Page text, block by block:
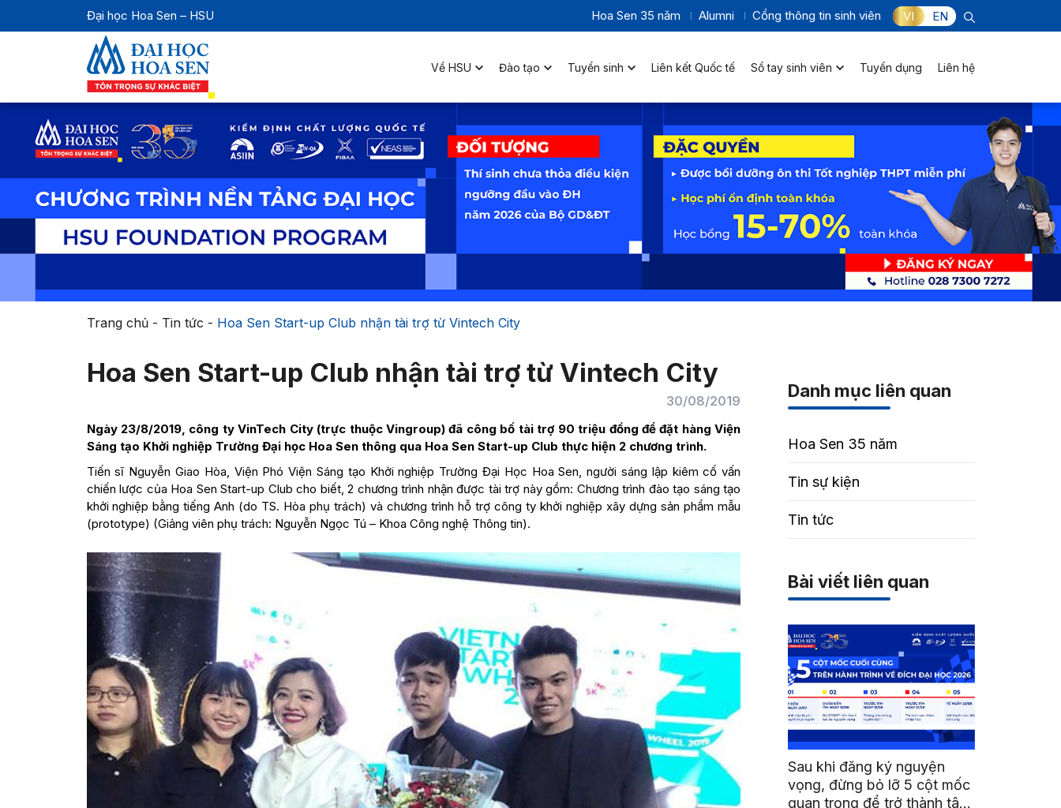
Đại học Hoa Sen – HSU Hoa Sen 35 năm Alumni Cổng thông tin sinh viên VI EN
Về HSU Đào tạo Tuyển sinh Liên kết Quốc tế Sổ tay sinh viên Tuyển dụng Liên hệ
Trang chủ- Tin tức - Hoa Sen Start-up Club nhận tài trợ từ Vintech City
Hoa Sen Start-up Club nhận tài trợ từ Vintech City
30/08/2019
Ngày 23/8/2019, công ty VinTech City (trực thuộc Vingroup) đã công bố tài trợ 90 triệu đồng để đặt hàng Viện
Sáng tạo Khởi nghiệp Trường Đại học Hoa Sen thông qua Hoa Sen Start-up Club thực hiện 2 chương trình.
Tiến sĩ Nguyễn Giao Hòa, Viện Phó Viện Sáng tạo Khởi nghiệp Trường Đại Học Hoa Sen, người sáng lập kiêm cố vấn
chiến lược của Hoa Sen Start-up Club cho biết, 2 chương trình nhận được tài trợ này gồm: Chương trình đào tạo sáng tạo
khởi nghiệp bằng tiếng Anh (do TS. Hòa phụ trách) và chương trình hỗ trợ công ty khởi nghiệp xây dựng sản phẩm mẫu
(prototype) (Giảng viên phụ trách: Nguyễn Ngọc Tú – Khoa Công nghệ Thông tin).
Danh mục liên quan
Hoa Sen 35 năm
Tin sự kiện
Tin tức
Bài viết liên quan
Sau khi đăng ký nguyện
vọng, đừng bỏ lỡ 5 cột mốc
quan trọng để trở thành tân